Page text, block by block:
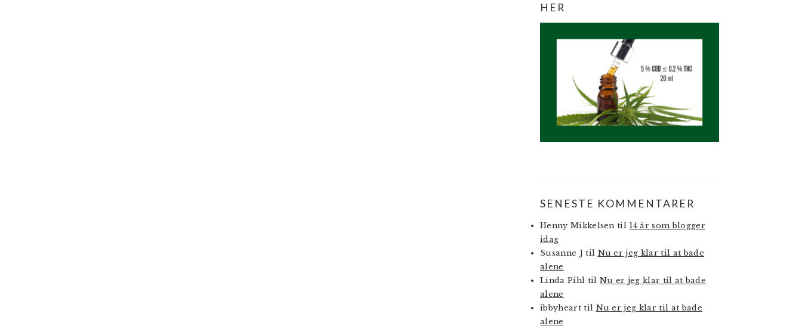
HER
SENESTE KOMMENTARER
Henny Mikkelsen til 14 år som blogger
idag
Susanne Jtil Nu er jeg klar til at bade
alene
Linda Pihl til Nu er jeg klar til at bade
alene
ibbyhearttil Nu er jeg klar til at bade
alene